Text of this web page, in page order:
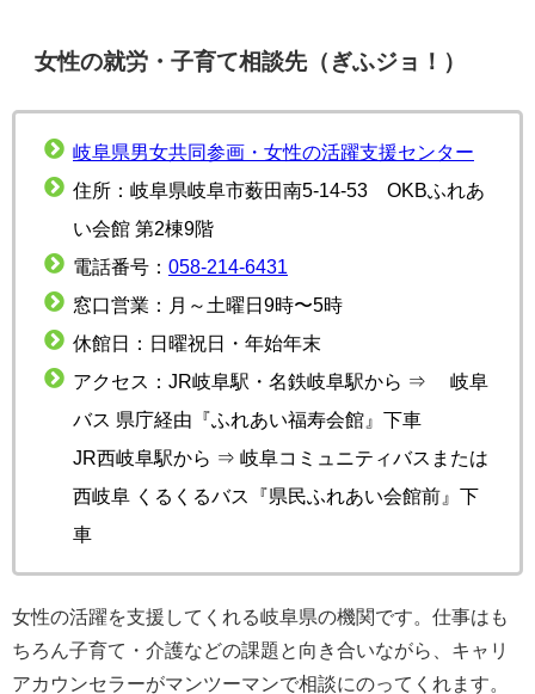
女性の就労・子育て相談先（ぎふジョ！）
岐阜県男女共同参画・女性の活躍支援センター
住所：岐阜県岐阜市薮田南5-14-53 OKBふれあ
い会館 第2棟9階
電話番号： 058-214-6431
窓口営業：月～土曜日9時〜5時
休館日：日曜祝日・年始年末
アクセス：JR岐阜駅・名鉄岐阜駅から ⇒ 岐阜
バス 県庁経由『ふれあい福寿会館』下車
JR西岐阜駅から ⇒ 岐阜コミュニティバスまたは
西岐阜 くるくるバス『県民ふれあい会館前』下
車
女性の活躍を支援してくれる岐阜県の機関です。仕事はも
ちろん子育て・介護などの課題と向き合いながら、キャリ
アカウンセラーがマンツーマンで相談にのってくれます。